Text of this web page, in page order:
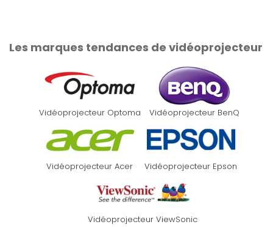
Les marques tendances de vidéoprojecteur
Vidéoprojecteur Optoma Vidéoprojecteur BenQ
Vidéoprojecteur Acer Vidéoprojecteur Epson
Vidéoprojecteur ViewSonic